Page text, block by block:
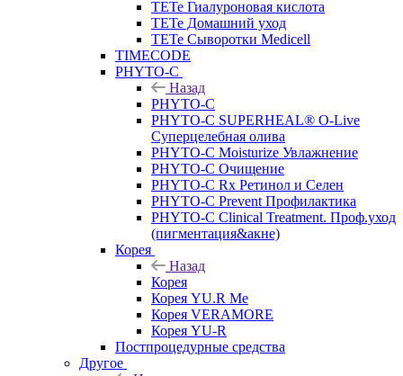
TETe Гиалуроновая кислота
TETe Домашний уход
TETe Сыворотки Medicell
TIMECODE
PHYTO-C
Назад
PHYTO-C
PHYTO-C SUPERHEAL® O-Live
Суперцелебная олива
PHYTO-C Moisturize Увлажнение
PHYTO-C Очищение
PHYTO-C Rx Ретинол и Селен
PHYTO-C Prevent Профилактика
PHYTO-C Clinical Treatment. Проф.уход
(пигментация&акне)
Корея
Назад
Корея
Корея YU.R Me
Корея VERAMORE
Корея YU-R
Постпроцедурные средства
Другое